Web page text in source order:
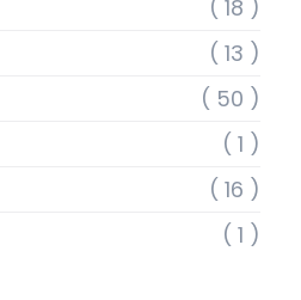
( 18 )
( 13 )
( 50 )
( 1 )
( 16 )
( 1 )